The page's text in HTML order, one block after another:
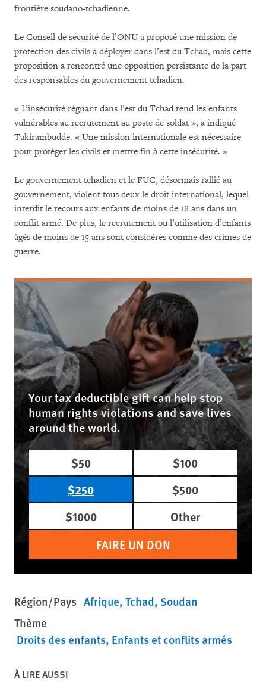
frontière soudano-tchadienne.
Le Conseil de sécurité de l’ONU a proposé une mission de
protection des civils à déployer dans l’est du Tchad, mais cette
proposition a rencontré une opposition persistante de la part
des responsables du gouvernement tchadien.
« L’insécurité régnant dans l’est du Tchad rend les enfants
vulnérables au recrutement au poste de soldat », a indiqué
Takirambudde. « Une mission internationale est nécessaire
pour protéger les civils et mettre fin à cette insécurité. »
Le gouvernement tchadien et le FUC, désormais rallié au
gouvernement, violent tous deux le droit international, lequel
interdit le recours aux enfants de moins de 18 ans dans un
conflit armé. De plus, le recrutement ou l’utilisation d’enfants
âgés de moins de 15 ans sont considérés comme des crimes de
guerre.
Your tax deductible gift can help stop
human rights violations and save lives
around the world.
$50
$100
$250
$500
$1000
Other
FAIRE UN DON
Région/Pays Afrique Tchad Soudan
Thème
Droits des enfants Enfants et conflits armés
À LIRE AUSSI